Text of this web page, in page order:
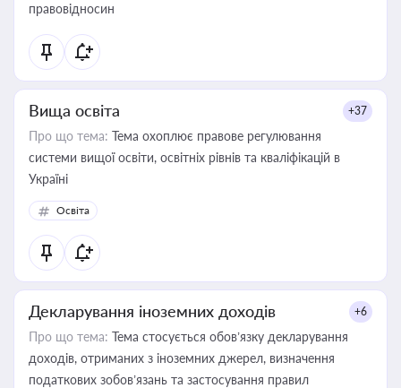
правовідносин
Вища освіта +37
Про що тема: Тема охоплює правове регулювання
системи вищої освіти, освітніх рівнів та кваліфікацій в
Україні
Освіта
Декларування іноземних доходів +6
Про що тема: Тема стосується обов’язку декларування
доходів, отриманих з іноземних джерел, визначення
податкових зобов’язань та застосування правил